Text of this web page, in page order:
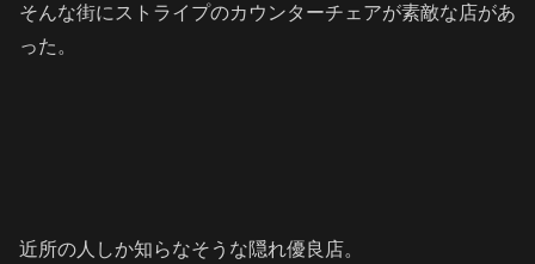
そんな街にストライプのカウンターチェアが素敵な店があ
った。
近所の人しか知らなそうな隠れ優良店。